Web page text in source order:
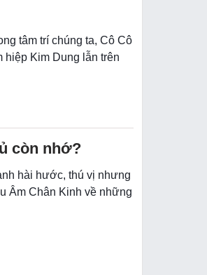
tâm trí chúng ta, Cô Cô
hiệp Kim Dung lẫn trên
còn nhớ?
hài hước, thú vị nhưng
Âm Chân Kinh về những